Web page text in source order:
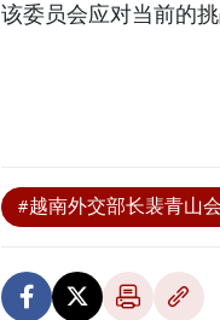
该委员会应对当前的挑
#越南外交部长裴青山